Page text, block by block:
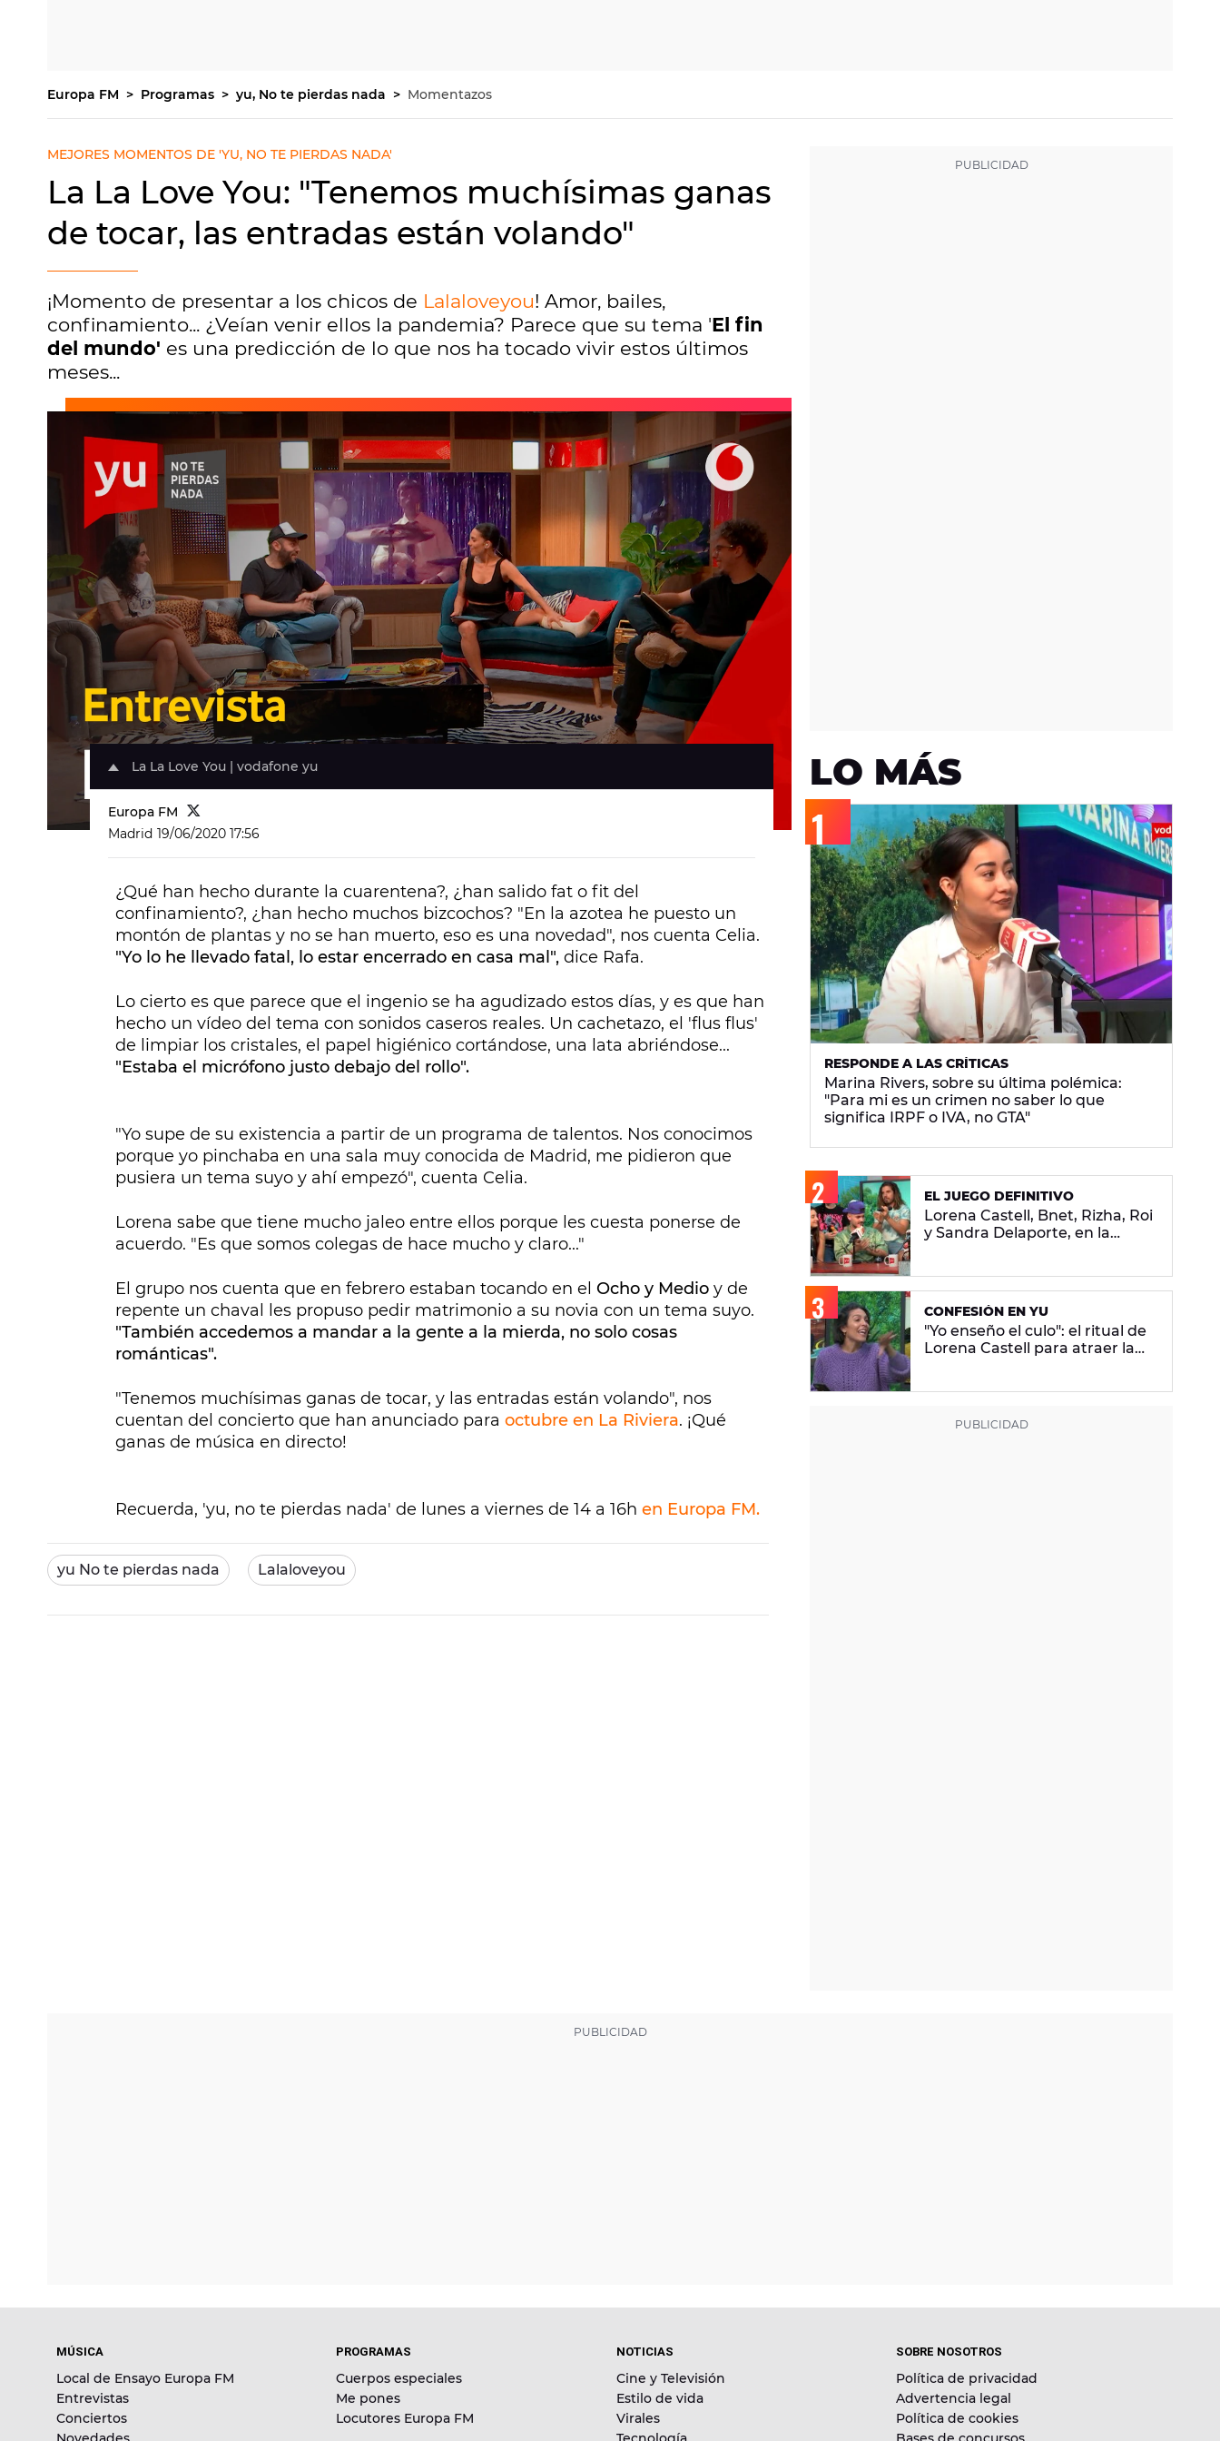
Europa FM Programas yu, No te pierdas nada Momentazos
MEJORES MOMENTOS DE 'YU, NO TE PIERDAS NADA'
La La Love You: "Tenemos muchísimas ganas
de tocar, las entradas están volando"
¡Momento de presentar a los chicos de Lalaloveyou! Amor, bailes,
confinamiento... ¿Veían venir ellos la pandemia? Parece que su tema 'El fin
del mundo' es una predicción de lo que nos ha tocado vivir estos últimos
meses...
La La Love You | vodafone yu
Europa FM
Madrid 19/06/2020 17:56
¿Qué han hecho durante la cuarentena?, ¿han salido fat o fit del
confinamiento?, ¿han hecho muchos bizcochos? "En la azotea he puesto un
montón de plantas y no se han muerto, eso es una novedad", nos cuenta Celia.
"Yo lo he llevado fatal, lo estar encerrado en casa mal", dice Rafa.
Lo cierto es que parece que el ingenio se ha agudizado estos días, y es que han
hecho un vídeo del tema con sonidos caseros reales. Un cachetazo, el 'flus flus'
de limpiar los cristales, el papel higiénico cortándose, una lata abriéndose...
"Estaba el micrófono justo debajo del rollo".
"Yo supe de su existencia a partir de un programa de talentos. Nos conocimos
porque yo pinchaba en una sala muy conocida de Madrid, me pidieron que
pusiera un tema suyo y ahí empezó", cuenta Celia.
Lorena sabe que tiene mucho jaleo entre ellos porque les cuesta ponerse de
acuerdo. "Es que somos colegas de hace mucho y claro..."
El grupo nos cuenta que en febrero estaban tocando en el Ocho y Medio y de
repente un chaval les propuso pedir matrimonio a su novia con un tema suyo.
"También accedemos a mandar a la gente a la mierda, no solo cosas
románticas".
"Tenemos muchísimas ganas de tocar, y las entradas están volando", nos
cuentan del concierto que han anunciado para octubre en La Riviera. ¡Qué
ganas de música en directo!
Recuerda, 'yu, no te pierdas nada' de lunes a viernes de 14 a 16h en Europa FM.
yu No te pierdas nada Lalaloveyou
LO MÁS
RESPONDE A LAS CRÍTICAS
Marina Rivers, sobre su última polémica:
"Para mi es un crimen no saber lo que
significa IRPF o IVA, no GTA"
EL JUEGO DEFINITIVO
Lorena Castell, Bnet, Rizha, Roi
y Sandra Delaporte, en la
CONFESIÓN EN YU
"Yo enseño el culo": el ritual de
Lorena Castell para atraer la
MÚSICA
Local de Ensayo Europa FM
Entrevistas
Conciertos
PROGRAMAS
Cuerpos especiales
Me pones
Locutores Europa FM
NOTICIAS
Cine y Televisión
Estilo de vida
Virales
SOBRE NOSOTROS
Política de privacidad
Advertencia legal
Política de cookies